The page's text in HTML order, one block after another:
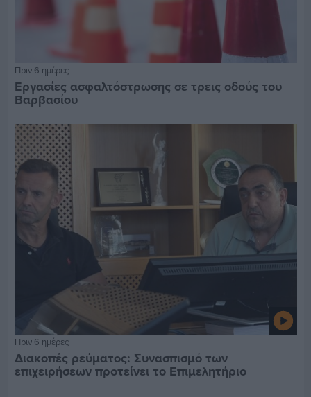
Πριν 6 ημέρες
Εργασίες ασφαλτόστρωσης σε τρεις οδούς του
Βαρβασίου
Πριν 6 ημέρες
Διακοπές ρεύματος: Συνασπισμό των
επιχειρήσεων προτείνει το Επιμελητήριο